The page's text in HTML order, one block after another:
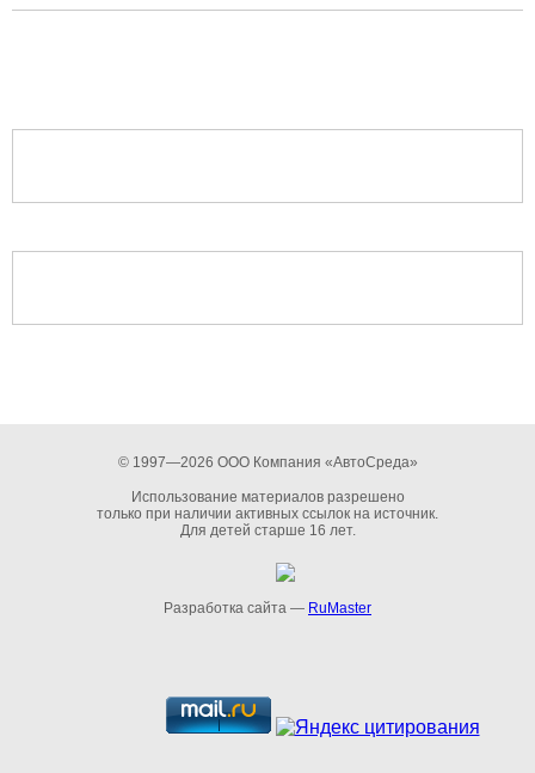
© 1997—2026 ООО Компания «АвтоСреда»
Использование материалов разрешено
только при наличии активных ссылок на источник.
Для детей старше 16 лет.
Разработка сайта — RuMaster